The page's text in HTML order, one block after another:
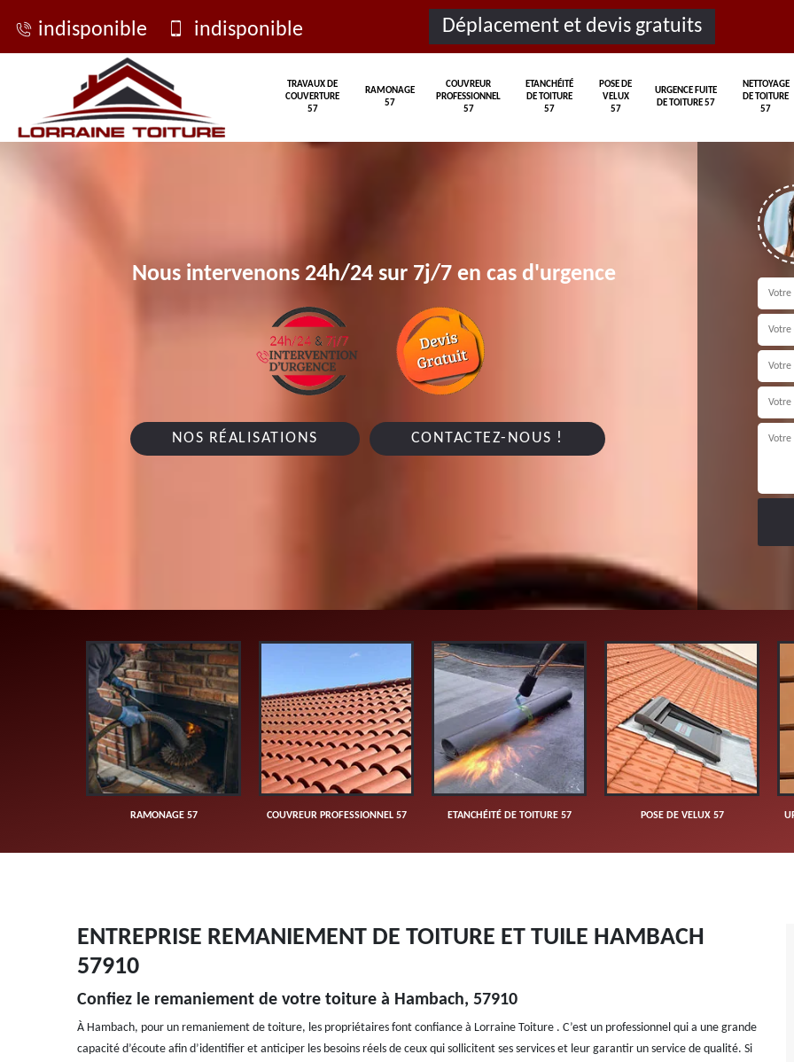
indisponible indisponible Déplacement et devis gratuits
TRAVAUX DE
COUVERTURE
57
RAMONAGE
57
COUVREUR
PROFESSIONNEL
57
ETANCHÉITÉ
DE TOITURE
57
POSE DE
VELUX
57
URGENCE FUITE
DE TOITURE 57
NETTOYAGE
DE TOITURE
57
Nous intervenons 24h/24 sur 7j/7 en cas d'urgence
NOS RÉALISATIONS CONTACTEZ-NOUS !
RAMONAGE 57 COUVREUR PROFESSIONNEL 57 ETANCHÉITÉ DE TOITURE 57 POSE DE VELUX 57
ENTREPRISE REMANIEMENT DE TOITURE ET TUILE HAMBACH
57910
Confiez le remaniement de votre toiture à Hambach, 57910
À Hambach, pour un remaniement de toiture, les propriétaires font confiance à Lorraine Toiture . C’est un professionnel qui a une grande
capacité d’écoute afin d’identifier et anticiper les besoins réels de ceux qui sollicitent ses services et leur garantir un service de qualité. Si